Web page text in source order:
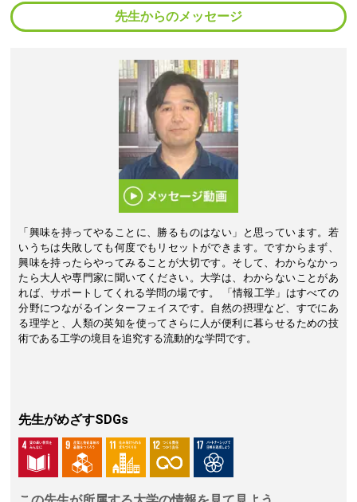
先生からのメッセージ
「興味を持ってやることに、勝るものはない」と思っています。若
いうちは失敗しても何度でもリセットができます。ですからまず、
興味を持ったらやってみることが大切です。そして、わからなかっ
たら大人や専門家に聞いてください。大学は、わからないことがあ
れば、サポートしてくれる学問の場です。 「情報工学」はすべての
分野につながるインターフェイスです。自然の摂理など、すでにあ
る理学と、人類の英知を使ってさらに人が便利に暮らせるための技
術である工学の境目を追究する流動的な学問です。
先生がめざすSDGs